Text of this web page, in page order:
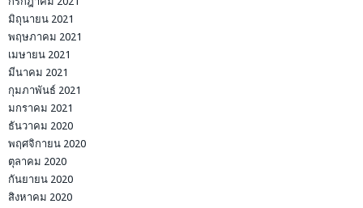
มิถุนายน 2021
พฤษภาคม 2021
เมษายน 2021
มีนาคม 2021
กุมภาพันธ์ 2021
มกราคม 2021
ธันวาคม 2020
พฤศจิกายน 2020
ตุลาคม 2020
กันยายน 2020
สิงหาคม 2020